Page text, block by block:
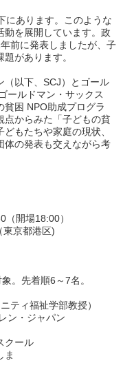
にあります。このような
動を展開しています。政
前に発表しましたが、子
があります。
（以下、SCJ）とゴール
ールドマン・サックス
困 NPO助成プログラ
点からみた「子どもの貧
もたちや家庭の現状、
体の発表も交えながら考
開場18:00）
東京都港区)
。先着順6～7名。
ティ福祉学部教授）
ン・ジャパン
クール
ま